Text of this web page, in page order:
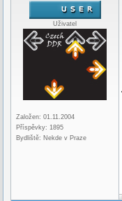
Uživatel
Založen: 01.11.2004
Příspěvky: 1895
Bydliště: Nekde v Praze